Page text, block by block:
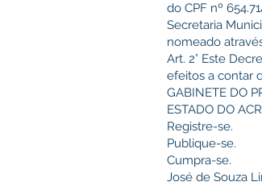
do CPF nº
Secretaria
nomeado
Art. 2° Este
efeitos a contar
GABINETE DO
ESTADO DO
Registre-se.
Publique-se.
Cumpra-se.
José de Souza